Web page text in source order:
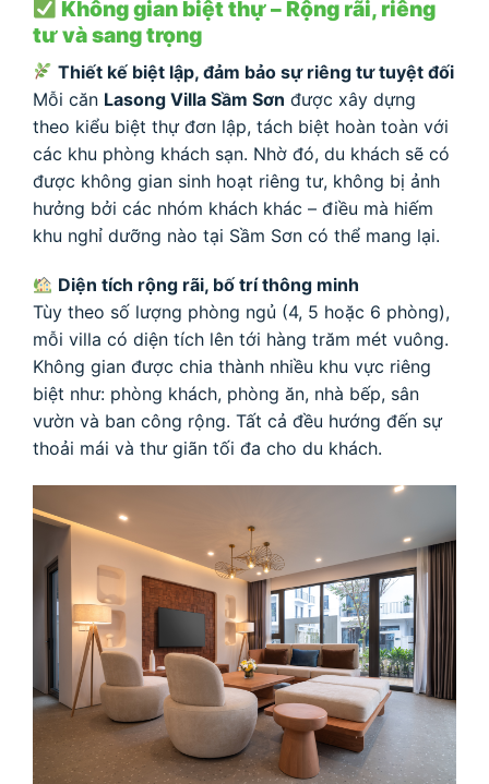
Không gian biệt thự – Rộng rãi, riêng
tư và sang trọng
Thiết kế biệt lập, đảm bảo sự riêng tư tuyệt đối
Mỗi căn Lasong Villa Sầm Sơn được xây dựng
theo kiểu biệt thự đơn lập, tách biệt hoàn toàn với
các khu phòng khách sạn. Nhờ đó, du khách sẽ có
được không gian sinh hoạt riêng tư, không bị ảnh
hưởng bởi các nhóm khách khác – điều mà hiếm
khu nghỉ dưỡng nào tại Sầm Sơn có thể mang lại.
Diện tích rộng rãi, bố trí thông minh
Tùy theo số lượng phòng ngủ (4, 5 hoặc 6 phòng),
mỗi villa có diện tích lên tới hàng trăm mét vuông.
Không gian được chia thành nhiều khu vực riêng
biệt như: phòng khách, phòng ăn, nhà bếp, sân
vườn và ban công rộng. Tất cả đều hướng đến sự
thoải mái và thư giãn tối đa cho du khách.